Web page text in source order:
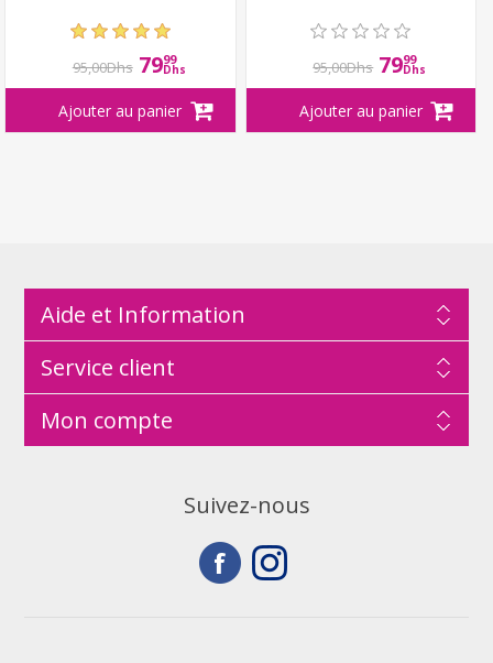
95,00Dhs 7999
Dhs 95,00Dhs 7999
Dhs
Aide et Information
Service client
Mon compte
Suivez-nous